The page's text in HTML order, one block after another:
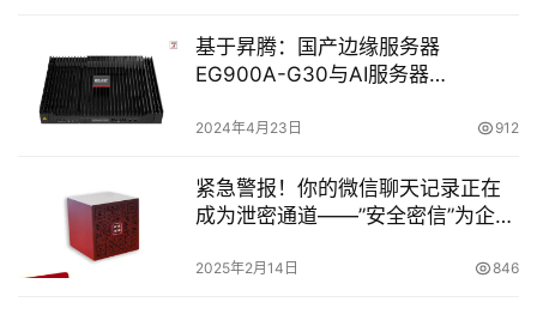
基于昇腾：国产边缘服务器
EG900A-G30与AI服务器
2024年4月23日 912
紧急警报！你的微信聊天记录正在
成为泄密通道——”安全密信”为企业
2025年2月14日 846